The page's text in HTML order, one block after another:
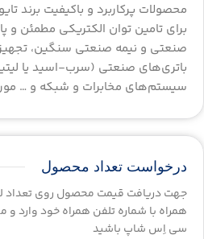
برای تامین توان الکتریکی مطمئن و
صنعتی و نیمه صنعتی سنگین،
باتری‌های صنعتی (سرب-اسید یا
سیستم‌های مخابرات و شبکه و …
درخواست تعداد محصول
جهت دریافت قیمت محصول روی تعداد
همراه با شماره تلفن همراه خود وارد و
سی اِس شاپ باشید